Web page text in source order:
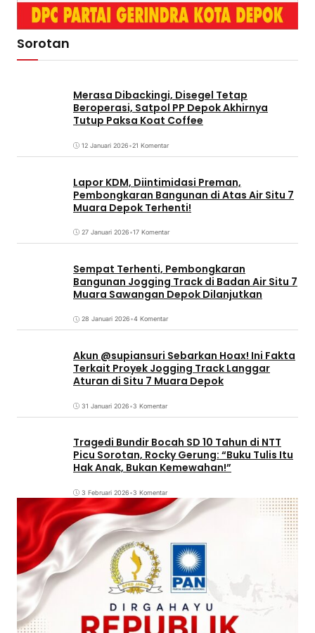
Sorotan
Merasa Dibackingi, Disegel Tetap
Beroperasi, Satpol PP Depok Akhirnya
Tutup Paksa Koat Coffee
12 Januari 2026•21 Komentar
Lapor KDM, Diintimidasi Preman,
Pembongkaran Bangunan di Atas Air Situ 7
Muara Depok Terhenti!
27 Januari 2026•17 Komentar
Sempat Terhenti, Pembongkaran
Bangunan Jogging Track di Badan Air Situ 7
Muara Sawangan Depok Dilanjutkan
28 Januari 2026•4 Komentar
Akun @supiansuri Sebarkan Hoax! Ini Fakta
Terkait Proyek Jogging Track Langgar
Aturan di Situ 7 Muara Depok
31 Januari 2026•3 Komentar
Tragedi Bundir Bocah SD 10 Tahun di NTT
Picu Sorotan, Rocky Gerung: “Buku Tulis Itu
Hak Anak, Bukan Kemewahan!”
3 Februari 2026•3 Komentar